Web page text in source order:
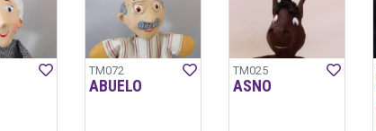
TM072
ABUELO
TM025
ASNO